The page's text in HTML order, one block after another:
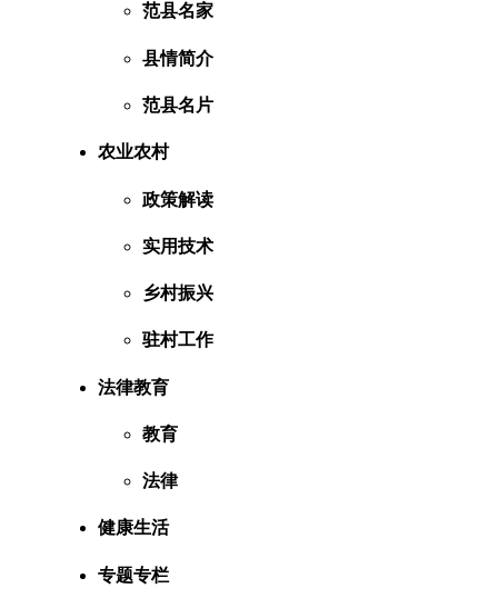
范县名家
县情简介
范县名片
农业农村
政策解读
实用技术
乡村振兴
驻村工作
法律教育
教育
法律
健康生活
专题专栏